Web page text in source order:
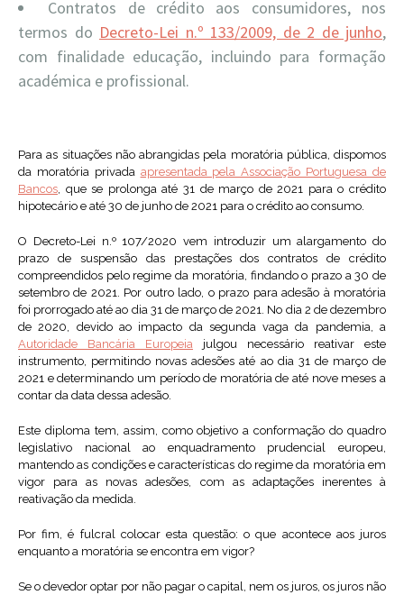
Contratos de crédito aos consumidores, nos
termos do Decreto-Lei n.º 133/2009, de 2 de junho,
com finalidade educação, incluindo para formação
académica e profissional.
Para as situações não abrangidas pela moratória pública, dispomos
da moratória privada apresentada pela Associação Portuguesa de
Bancos, que se prolonga até 31 de março de 2021 para o crédito
hipotecário e até 30 de junho de 2021 para o crédito ao consumo.
O Decreto-Lei n.º 107/2020 vem introduzir um alargamento do
prazo de suspensão das prestações dos contratos de crédito
compreendidos pelo regime da moratória, findando o prazo a 30 de
setembro de 2021. Por outro lado, o prazo para adesão à moratória
foi prorrogado até ao dia 31 de março de 2021. No dia 2 de dezembro
de 2020, devido ao impacto da segunda vaga da pandemia, a
Autoridade Bancária Europeia julgou necessário reativar este
instrumento, permitindo novas adesões até ao dia 31 de março de
2021 e determinando um período de moratória de até nove meses a
contar da data dessa adesão.
Este diploma tem, assim, como objetivo a conformação do quadro
legislativo nacional ao enquadramento prudencial europeu,
mantendo as condições e características do regime da moratória em
vigor para as novas adesões, com as adaptações inerentes à
reativação da medida.
Por fim, é fulcral colocar esta questão: o que acontece aos juros
enquanto a moratória se encontra em vigor?
Se o devedor optar por não pagar o capital, nem os juros, os juros não